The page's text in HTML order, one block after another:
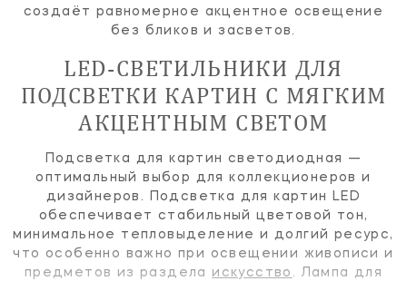
создаёт равномерное акцентное освещение
без бликов и засветов.
LED-СВЕТИЛЬНИКИ ДЛЯ
ПОДСВЕТКИ КАРТИН С МЯГКИМ
АКЦЕНТНЫМ СВЕТОМ
Подсветка для картин светодиодная —
оптимальный выбор для коллекционеров и
дизайнеров. Подсветка для картин LED
обеспечивает стабильный цветовой тон,
минимальное тепловыделение и долгий ресурс,
что особенно важно при освещении живописи и
предметов из раздела искусство . Лампа для